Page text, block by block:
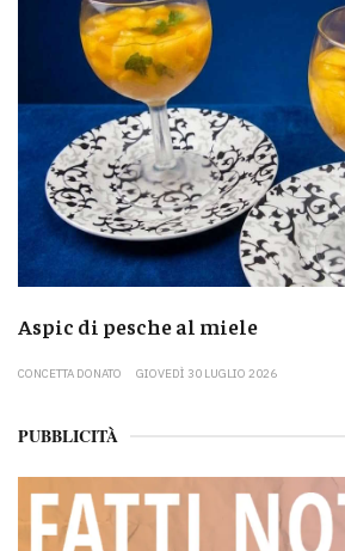
Aspic di pesche al miele
CONCETTA DONATO GIOVEDÌ 30 LUGLIO 2026
PUBBLICITÀ